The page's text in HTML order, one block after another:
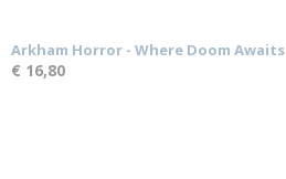
Arkham Horror - Where Doom Awaits
€ 16,80